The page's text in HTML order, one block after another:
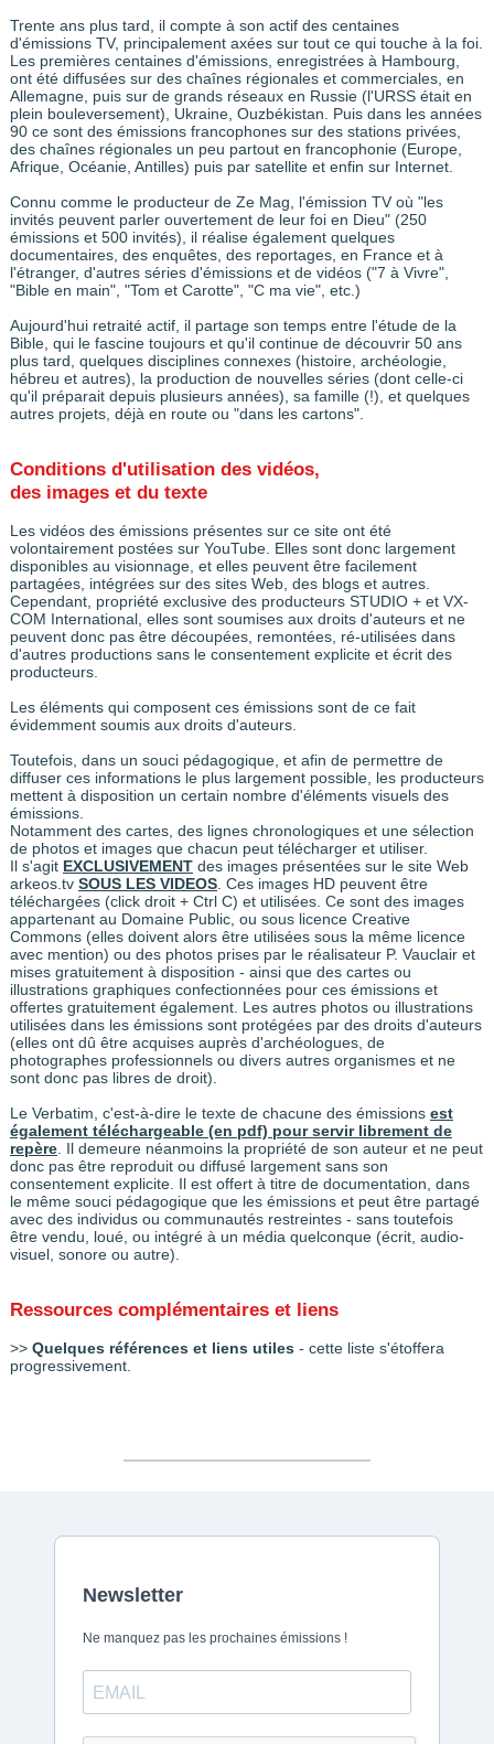
Trente ans plus tard, il compte à son actif des centaines
d'émissions TV, principalement axées sur tout ce qui touche à la foi.
Les premières centaines d'émissions, enregistrées à Hambourg,
ont été diffusées sur des chaînes régionales et commerciales, en
Allemagne, puis sur de grands réseaux en Russie (l'URSS était en
plein bouleversement), Ukraine, Ouzbékistan. Puis dans les années
90 ce sont des émissions francophones sur des stations privées,
des chaînes régionales un peu partout en francophonie (Europe,
Afrique, Océanie, Antilles) puis par satellite et enfin sur Internet.
Connu comme le producteur de Ze Mag, l'émission TV où "les
invités peuvent parler ouvertement de leur foi en Dieu" (250
émissions et 500 invités), il réalise également quelques
documentaires, des enquêtes, des reportages, en France et à
l'étranger, d'autres séries d'émissions et de vidéos ("7 à Vivre",
"Bible en main", "Tom et Carotte", "C ma vie", etc.)
Aujourd'hui retraité actif, il partage son temps entre l'étude de la
Bible, qui le fascine toujours et qu'il continue de découvrir 50 ans
plus tard, quelques disciplines connexes (histoire, archéologie,
hébreu et autres), la production de nouvelles séries (dont celle-ci
qu'il préparait depuis plusieurs années), sa famille (!), et quelques
autres projets, déjà en route ou "dans les cartons".
Conditions d'utilisation des vidéos,
des images et du texte
Les vidéos des émissions présentes sur ce site ont été
volontairement postées sur YouTube. Elles sont donc largement
disponibles au visionnage, et elles peuvent être facilement
partagées, intégrées sur des sites Web, des blogs et autres.
Cependant, propriété exclusive des producteurs STUDIO + et VX-
COM International, elles sont soumises aux droits d'auteurs et ne
peuvent donc pas être découpées, remontées, ré-utilisées dans
d'autres productions sans le consentement explicite et écrit des
producteurs.
Les éléments qui composent ces émissions sont de ce fait
évidemment soumis aux droits d'auteurs.
Toutefois, dans un souci pédagogique, et afin de permettre de
diffuser ces informations le plus largement possible, les producteurs
mettent à disposition un certain nombre d'éléments visuels des
émissions.
Notamment des cartes, des lignes chronologiques et une sélection
de photos et images que chacun peut télécharger et utiliser.
Il s'agit EXCLUSIVEMENTdes images présentées sur le site Web
arkeos.tv SOUS LES VIDEOS. Ces images HD peuvent être
téléchargées (click droit + Ctrl C) et utilisées. Ce sont des images
appartenant au Domaine Public, ou sous licence Creative
Commons (elles doivent alors être utilisées sous la même licence
avec mention) ou des photos prises par le réalisateur P. Vauclair et
mises gratuitement à disposition - ainsi que des cartes ou
illustrations graphiques confectionnées pour ces émissions et
offertes gratuitement également. Les autres photos ou illustrations
utilisées dans les émissions sont protégées par des droits d'auteurs
(elles ont dû être acquises auprès d'archéologues, de
photographes professionnels ou divers autres organismes et ne
sont donc pas libres de droit).
Le Verbatim, c'est-à-dire le texte de chacune des émissions est
également téléchargeable (en pdf) pour servir librement de
repère. Il demeure néanmoins la propriété de son auteur et ne peut
donc pas être reproduit ou diffusé largement sans son
consentement explicite. Il est offert à titre de documentation, dans
le même souci pédagogique que les émissions et peut être partagé
avec des individus ou communautés restreintes - sans toutefois
être vendu, loué, ou intégré à un média quelconque (écrit, audio-
visuel, sonore ou autre).
Ressources complémentaires et liens
>> Quelques références et liens utiles- cette liste s'étoffera
progressivement.